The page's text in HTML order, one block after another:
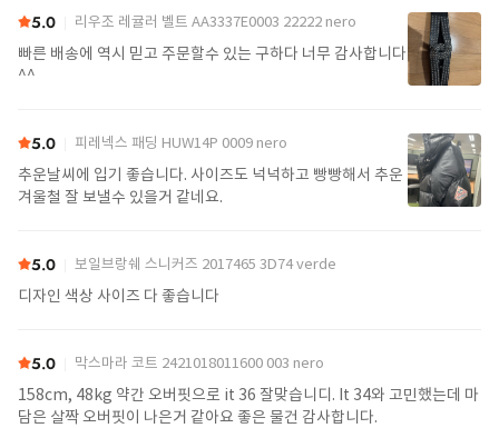
5.0 리우조 레귤러 벨트 AA3337E0003 22222 nero
빠른 배송에 역시 믿고 주문할수 있는 구하다 너무 감사합니다
^^
5.0 피레넥스 패딩 HUW14P 0009 nero
추운날씨에 입기 좋습니다. 사이즈도 넉넉하고 빵빵해서 추운
겨울철 잘 보낼수 있을거 같네요.
5.0 보일브랑쉐 스니커즈 2017465 3D74 verde
디자인 색상 사이즈 다 좋습니다
5.0 막스마라 코트 2421018011600 003 nero
158cm, 48kg 약간 오버핏으로 it 36 잘맞습니디. It 34와 고민했는데 마
담은 살짝 오버핏이 나은거 같아요 좋은 물건 감사합니다.